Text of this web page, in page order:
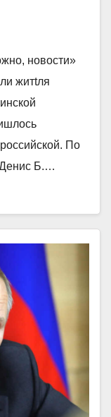
новости»
житtля
По
Денис Б.…